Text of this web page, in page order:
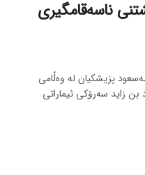
ناسەقامگیری
پزیشکیان لە وەڵامی
زاید سەرۆکی ئیماراتی